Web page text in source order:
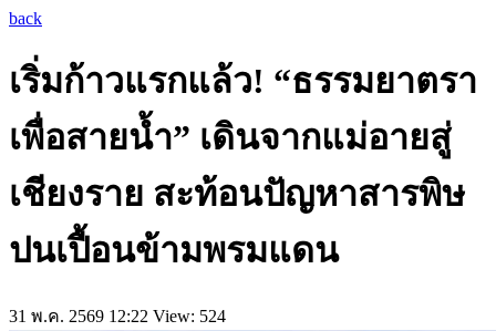
back
เริ่มก้าวแรกแล้ว! “ธรรมยาตรา
เพื่อสายน้ำ” เดินจากแม่อายสู่
เชียงราย สะท้อนปัญหาสารพิษ
ปนเปื้อนข้ามพรมแดน
31 พ.ค. 2569 12:22 View: 524